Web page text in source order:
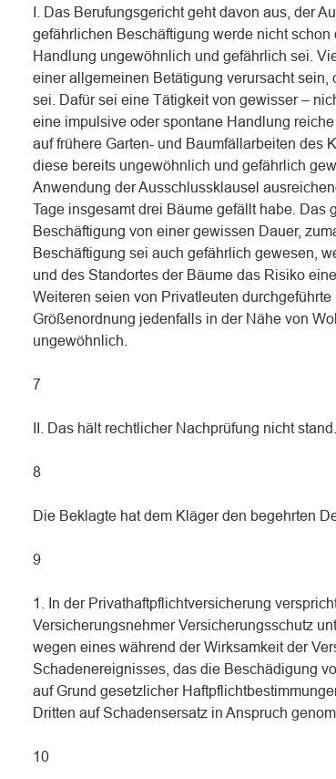
I. Das Berufungsgericht geht davon aus, der
gefährlichen Beschäftigung werde nicht
Handlung ungewöhnlich und gefährlich sei.
einer allgemeinen Betätigung verursacht
sei. Dafür sei eine Tätigkeit von gewisser –
eine impulsive oder spontane Handlung
auf frühere Garten- und Baumfällarbeiten des
diese bereits ungewöhnlich und gefährlich
Anwendung der Ausschlussklausel
Tage insgesamt drei Bäume gefällt habe. Das
Beschäftigung von einer gewissen Dauer,
Beschäftigung sei auch gefährlich gewesen,
und des Standortes der Bäume das Risiko
Weiteren seien von Privatleuten
Größenordnung jedenfalls in der Nähe von
ungewöhnlich.
7
II. Das hält rechtlicher Nachprüfung nicht stand.
8
Die Beklagte hat dem Kläger den begehrten
9
1. In der Privathaftpflichtversicherung
Versicherungsnehmer Versicherungsschutz
wegen eines während der Wirksamkeit der
Schadenereignisses, das die Beschädigung
auf Grund gesetzlicher
Dritten auf Schadensersatz in Anspruch
10